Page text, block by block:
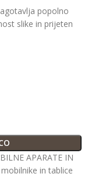
popolno
slike in prijeten
APARATE IN
in tablice